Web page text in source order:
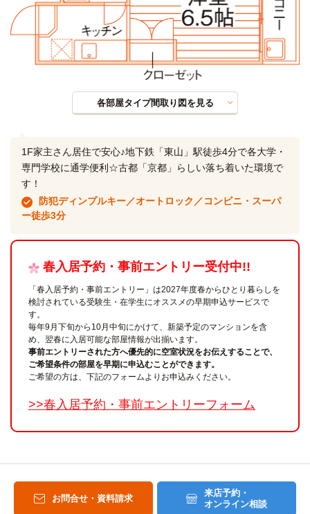
各部屋タイプ間取り図を見る
1F家主さん居住で安心♪地下鉄「東山」駅徒歩4分で各大学・
専門学校に通学便利☆古都「京都」らしい落ち着いた環境で
す！
防犯ディンプルキー／オートロック／コンビニ・スーパ
ー徒歩3分
春入居予約・事前エントリー受付中!!
「春入居予約・事前エントリー」は2027年度春からひとり暮らしを
検討されている受験生・在学生にオススメの早期申込サービスで
す。
毎年9月下旬から10月中旬にかけて、新築予定のマンションを含
め、翌春に入居可能な部屋情報が出揃います。
事前エントリーされた方へ優先的に空室状況をお伝えすることで、
ご希望条件の部屋を早期に申込むことができます。
ご希望の方は、下記のフォームよりお申込みください。
>>春入居予約・事前エントリーフォーム
お問合せ・資料請求
来店予約・
オンライン相談